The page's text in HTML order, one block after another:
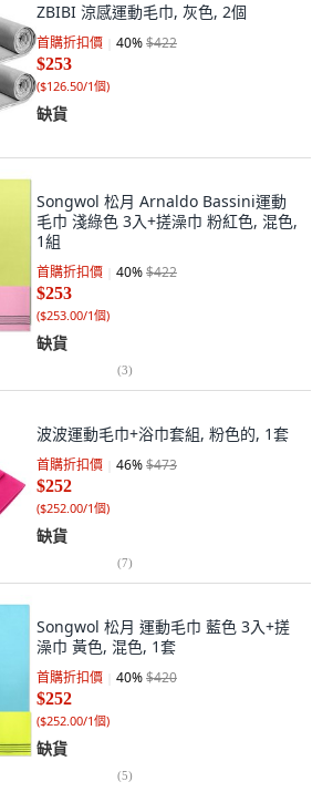
ZBIBI 涼感運動毛巾, 灰色, 2個
首購折扣價 40%$422
$253
($126.50/1個)
缺貨
Songwol 松月 Arnaldo Bassini運動
毛巾 淺綠色 3入+搓澡巾 粉紅色, 混色,
1組
首購折扣價 40%$422
$253
($253.00/1個)
缺貨
(3)
波波運動毛巾+浴巾套組, 粉色的, 1套
首購折扣價 46%$473
$252
($252.00/1個)
缺貨
(7)
Songwol 松月 運動毛巾 藍色 3入+搓
澡巾 黃色, 混色, 1套
首購折扣價 40%$420
$252
($252.00/1個)
缺貨
(5)